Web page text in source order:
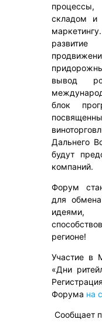
процессы,
складом и
вывод
блок
Дальнего
будут
компаний.
Форум
для
регионе!
Участие в
«Дни
Форума на
Сообщает